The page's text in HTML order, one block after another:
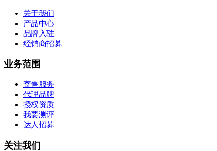
关于我们
产品中心
品牌入驻
经销商招募
业务范围
寄售服务
代理品牌
授权资质
我要测评
达人招募
关注我们